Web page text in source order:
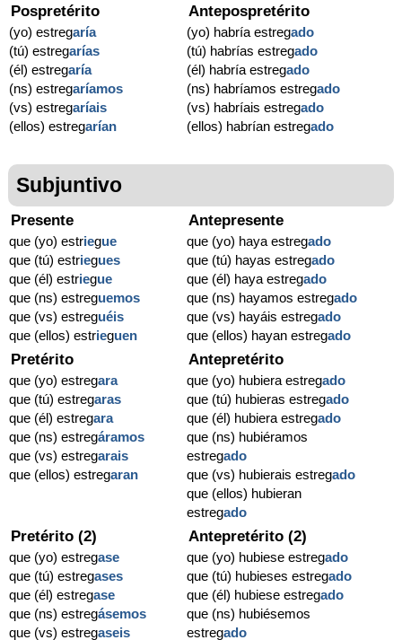
Pospretérito
(yo) estregaría
(tú) estregarías
(él) estregaría
(ns) estregaríamos
(vs) estregaríais
(ellos) estregarían
Antepospretérito
(yo) habría estregado
(tú) habrías estregado
(él) habría estregado
(ns) habríamos estregado
(vs) habríais estregado
(ellos) habrían estregado
Subjuntivo
Presente
que (yo) estriegue
que (tú) estriegues
que (él) estriegue
que (ns) estreguemos
que (vs) estreguéis
que (ellos) estrieguen
Antepresente
que (yo) haya estregado
que (tú) hayas estregado
que (él) haya estregado
que (ns) hayamos estregado
que (vs) hayáis estregado
que (ellos) hayan estregado
Pretérito
que (yo) estregara
que (tú) estregaras
que (él) estregara
que (ns) estregáramos
que (vs) estregarais
que (ellos) estregaran
Antepretérito
que (yo) hubiera estregado
que (tú) hubieras estregado
que (él) hubiera estregado
que (ns) hubiéramos
estregado
que (vs) hubierais estregado
que (ellos) hubieran
estregado
Pretérito (2)
que (yo) estregase
que (tú) estregases
que (él) estregase
que (ns) estregásemos
que (vs) estregaseis
Antepretérito (2)
que (yo) hubiese estregado
que (tú) hubieses estregado
que (él) hubiese estregado
que (ns) hubiésemos
estregado